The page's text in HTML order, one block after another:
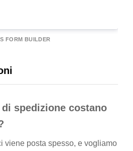
FORM BUILDER
spedizione costano
viene posta spesso, e vogliamo